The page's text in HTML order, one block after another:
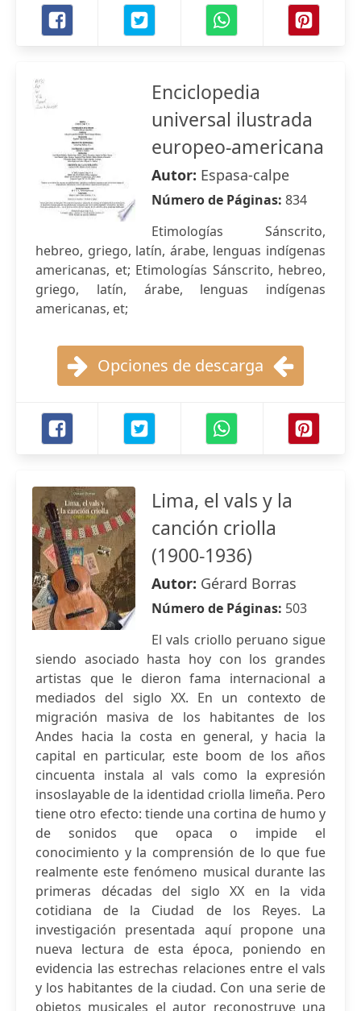
Enciclopedia
universal ilustrada
europeo-americana
Autor: Espasa-calpe
Número de Páginas: 834
Etimologías Sánscrito,
hebreo, griego, latín, árabe, lenguas indígenas
americanas, et; Etimologías Sánscrito, hebreo,
griego, latín, árabe, lenguas indígenas
americanas, et;
Opciones de descarga
Lima, el vals y la
canción criolla
(1900-1936)
Autor: Gérard Borras
Número de Páginas: 503
El vals criollo peruano sigue
siendo asociado hasta hoy con los grandes
artistas que le dieron fama internacional a
mediados del siglo XX. En un contexto de
migración masiva de los habitantes de los
Andes hacia la costa en general, y hacia la
capital en particular, este boom de los años
cincuenta instala al vals como la expresión
insoslayable de la identidad criolla limeña. Pero
tiene otro efecto: tiende una cortina de humo y
de sonidos que opaca o impide el
conocimiento y la comprensión de lo que fue
realmente este fenómeno musical durante las
primeras décadas del siglo XX en la vida
cotidiana de la Ciudad de los Reyes. La
investigación presentada aquí propone una
nueva lectura de esta época, poniendo en
evidencia las estrechas relaciones entre el vals
y los habitantes de la ciudad. Con una serie de
objetos musicales el autor reconostruye una